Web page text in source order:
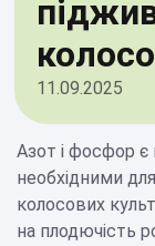
11.09.2025
Азот і фосфор
необхідними
колосових
на плодючість